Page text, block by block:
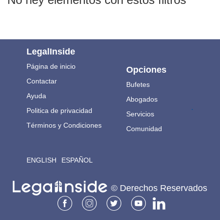
LegalInside
Página de inicio
Contactar
Ayuda
Politica de privacidad
Términos y Condiciones
ENGLISH ESPAÑOL
Opciones
Bufetes
Abogados
Servicios
Comunidad
.
© Derechos Reservados